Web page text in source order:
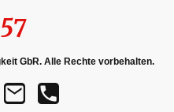
GbR. Alle Rechte vorbehalten.